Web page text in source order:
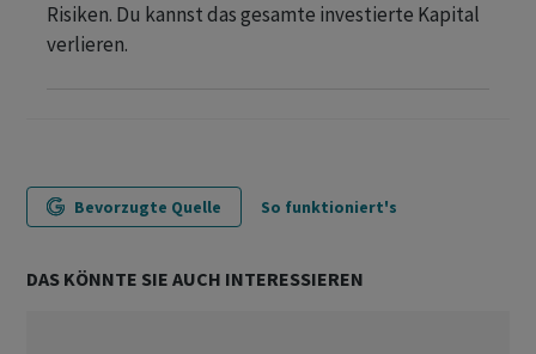
Risiken. Du kannst das gesamte investierte Kapital
verlieren.
Bevorzugte Quelle So funktioniert's
DAS KÖNNTE SIE AUCH INTERESSIEREN